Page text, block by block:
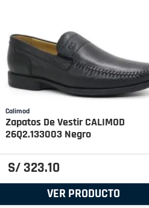
Calimod
Zapatos De Vestir CALIMOD
26Q2.133003 Negro
S/323.10
VER PRODUCTO